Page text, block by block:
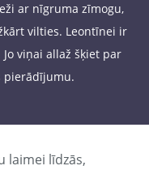
ar nīgruma zīmogu,
vilties. Leontīnei ir
viņai allaž šķiet par
pierādījumu.
laimei līdzās,